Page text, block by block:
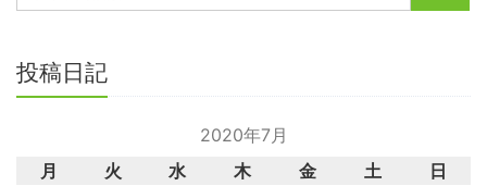
投稿日記
2020年7月
月
火 水 木 金 土
日